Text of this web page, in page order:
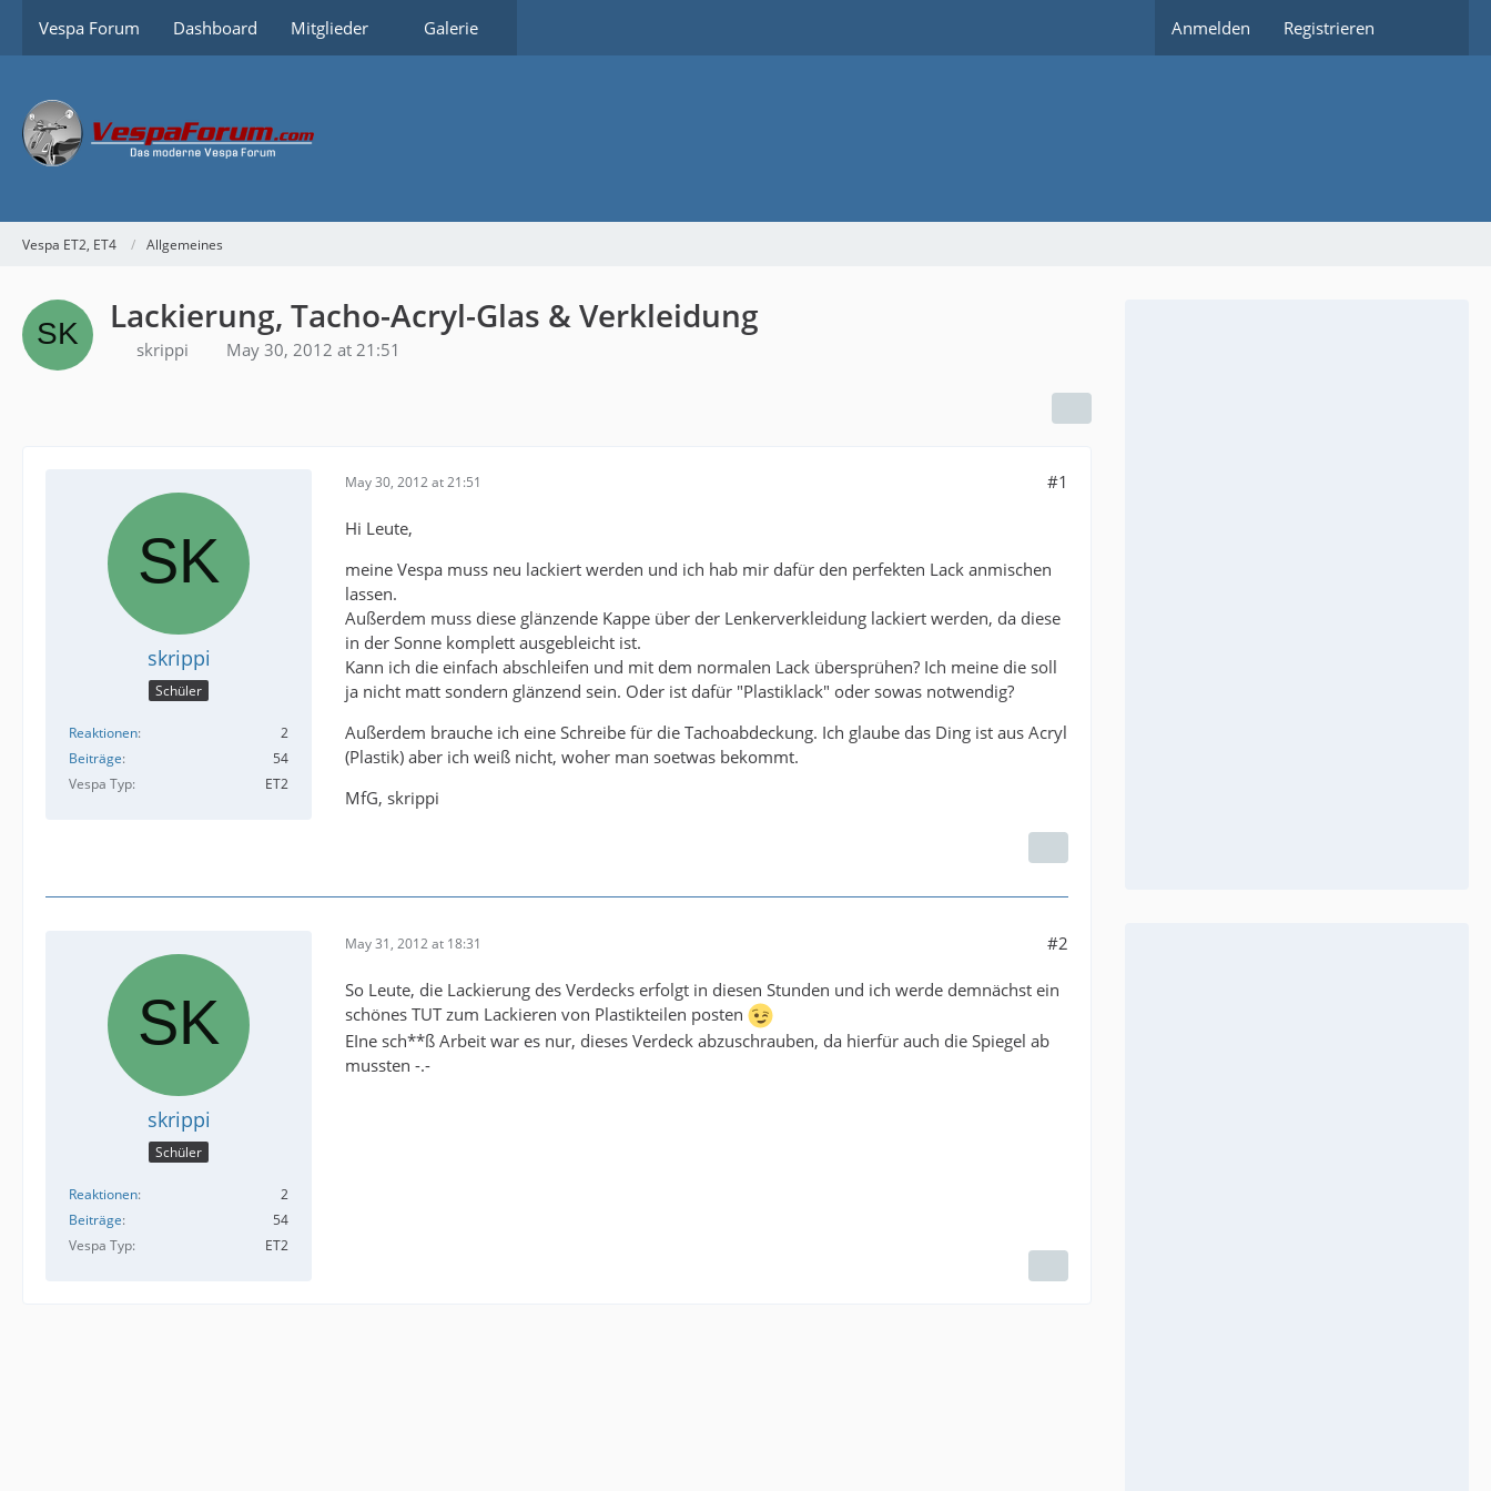
Vespa Forum Dashboard Mitglieder Galerie Anmelden Registrieren
Vespa ET2, ET4 Allgemeines
Lackierung, Tacho-Acryl-Glas & Verkleidung
skrippi May 30, 2012 at 21:51
skrippi
Schüler
Reaktionen
2
Beiträge
54
Vespa Typ
ET2
May 30, 2012 at 21:51 #1
Hi Leute,
meine Vespa muss neu lackiert werden und ich hab mir dafür den perfekten Lack anmischen
lassen.
Außerdem muss diese glänzende Kappe über der Lenkerverkleidung lackiert werden, da diese
in der Sonne komplett ausgebleicht ist.
Kann ich die einfach abschleifen und mit dem normalen Lack übersprühen? Ich meine die soll
ja nicht matt sondern glänzend sein. Oder ist dafür "Plastiklack" oder sowas notwendig?
Außerdem brauche ich eine Schreibe für die Tachoabdeckung. Ich glaube das Ding ist aus Acryl
(Plastik) aber ich weiß nicht, woher man soetwas bekommt.
MfG, skrippi
skrippi
Schüler
Reaktionen
2
Beiträge
54
Vespa Typ
ET2
May 31, 2012 at 18:31 #2
So Leute, die Lackierung des Verdecks erfolgt in diesen Stunden und ich werde demnächst ein
schönes TUT zum Lackieren von Plastikteilen posten
EIne sch**ß Arbeit war es nur, dieses Verdeck abzuschrauben, da hierfür auch die Spiegel ab
mussten -.-